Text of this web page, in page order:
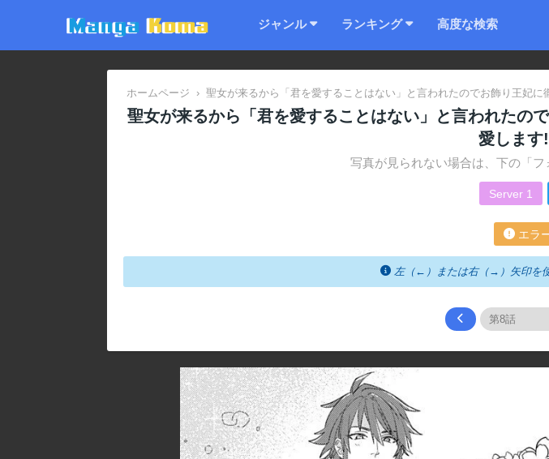
ジャンル ランキング 高度な検索
ホームページ › 聖女が来るから「君を愛することはない」と言われたのでお飾り王妃
聖女が来るから「君を愛することはない」と言われたの
愛します
写真が見られない場合は、下の「
Server 1
エラ
左（←）または右（→）矢印を